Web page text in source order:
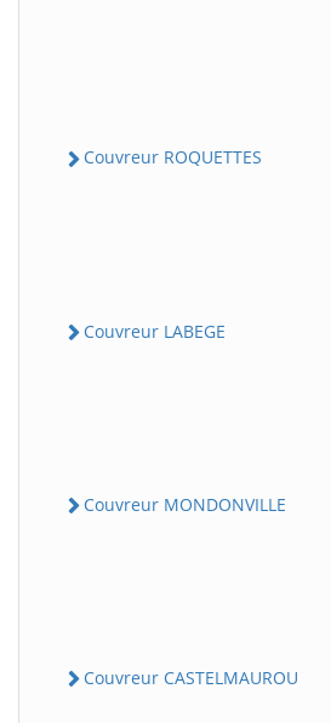
Couvreur ROQUETTES
Couvreur LABEGE
Couvreur MONDONVILLE
Couvreur CASTELMAUROU